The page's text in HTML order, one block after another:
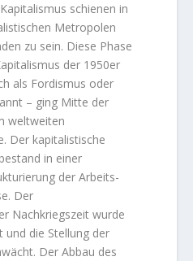
schienen in
Metropolen
zu sein. Diese Phase
der 1950er
als Fordismus oder
– ging Mitte der
weltweiten
Der kapitalistische
in einer
der Arbeits-
Der
Nachkriegszeit wurde
die Stellung der
Der Abbau des